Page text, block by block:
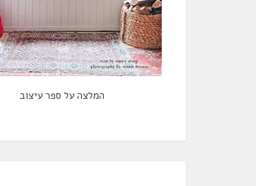
המלצה על ספר עיצוב